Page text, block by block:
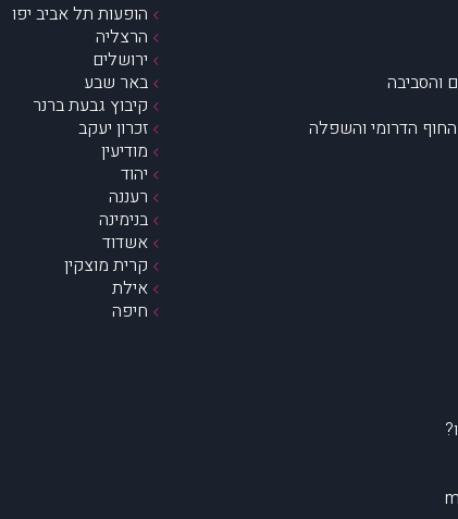
והסביבה
הדרומי והשפלה
הופעות תל אביב יפו
הרצליה
ירושלים
באר שבע
קיבוץ גבעת ברנר
זכרון יעקב
מודיעין
יהוד
רעננה
בנימינה
אשדוד
קרית מוצקין
אילת
חיפה